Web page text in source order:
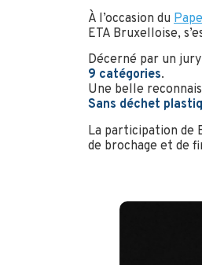
À l’occasion du
ETA Bruxelloise,
Décerné par un
9 catégories.
Une belle
Sans déchet
La participation de
de brochage et de